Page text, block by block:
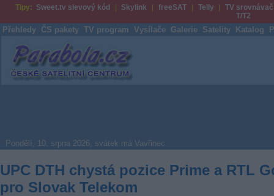
Tipy: Sweet.tv slevový kód Skylink freeSAT Telly
TV srovnávač
T/T2
Přehledy ČS pakety TV program Vysílače Galerie Satelity Katalog
Parabola.cz
Pondělí, 10. srpna 2026, svátek má Vavřinec
UPC DTH chystá pozice Prime a RTL
pro Slovak Telekom